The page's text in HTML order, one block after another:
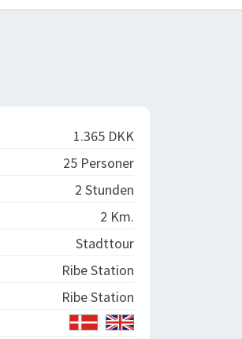
1.365 DKK
25 Personer
2 Stunden
2 Km.
Stadttour
Ribe Station
Ribe Station